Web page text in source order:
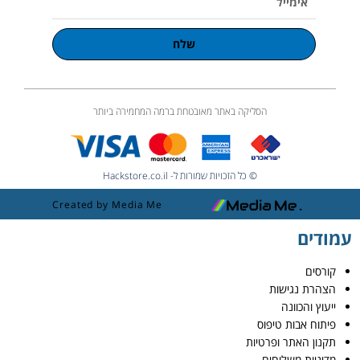
שלח
הסליקה באתר מאובטחת ברמה המחמירה ביותר
© כל הזכויות שמורות ל- Hackstore.co.il
Created by Media Me
עמודים
קורסים
הצהרת נגישות
ייעוץ והכוונה
פיתוח אבות טיפוס
תקנון האתר ופרטיות